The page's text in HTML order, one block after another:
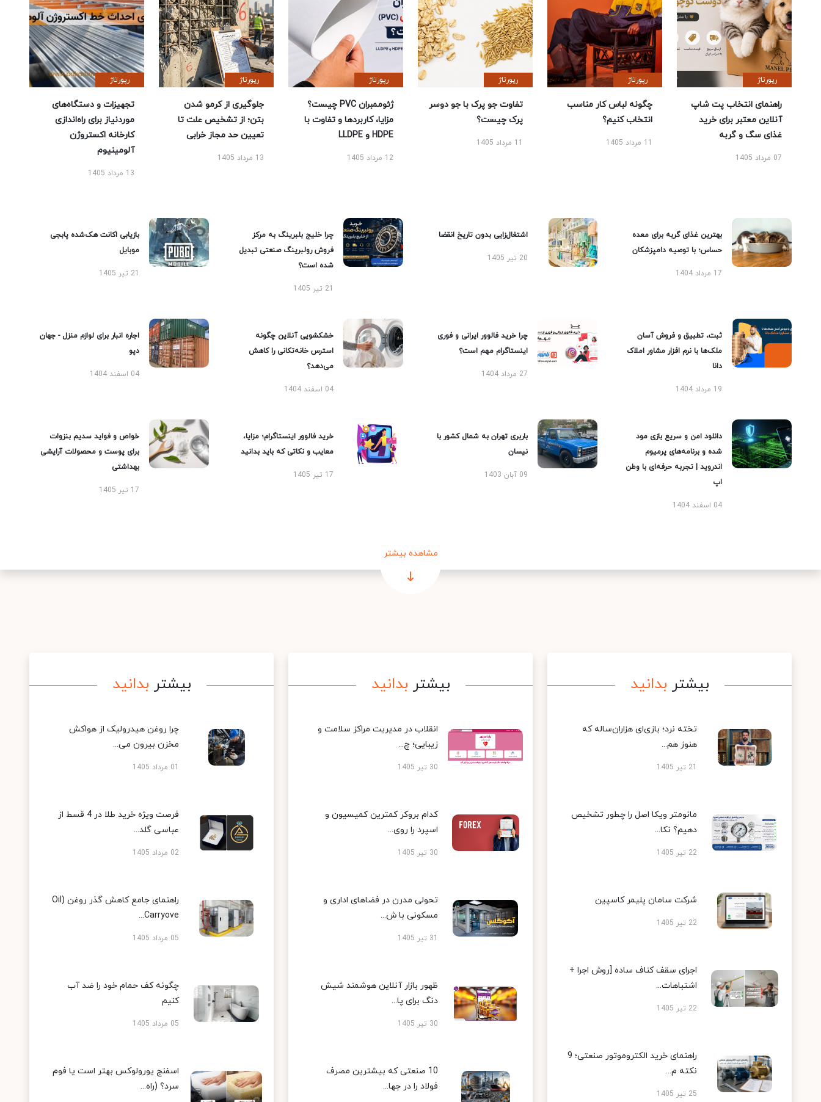
رپورتاژ
راهنمای انتخاب پت شاپ
آنلاین معتبر برای خرید
غذای سگ و گربه
07 مرداد 1405
رپورتاژ
چگونه لباس کار مناسب
انتخاب کنیم؟
11 مرداد 1405
رپورتاژ
تفاوت جو پرک با جو دوسر
پرک چیست؟
11 مرداد 1405
رپورتاژ
ژئوممبران PVC چیست؟
مزایا، کاربردها و تفاوت با
HDPE و LLDPE
12 مرداد 1405
رپورتاژ
جلوگیری از کرمو شدن
بتن؛ از تشخیص علت تا
تعیین حد مجاز خرابی
13 مرداد 1405
رپورتاژ
تجهیزات و دستگاه‌های
موردنیاز برای راه‌اندازی
کارخانه اکستروژن
آلومینیوم
13 مرداد 1405
بهترین غذای گربه برای معده
حساس؛ با توصیه دامپزشکان
17 مرداد 1404
اشتغال‌زایی بدون تاریخ انقضا
20 تیر 1405
چرا خلیج بلبرینگ به مرکز
فروش رولبرینگ صنعتی تبدیل
شده است؟
21 تیر 1405
بازیابی اکانت هک‌شده پابجی
موبایل
21 تیر 1405
ثبت، تطبیق و فروش آسان
ملک‌ها با نرم افزار مشاور املاک
دانا
19 مرداد 1404
چرا خرید فالوور ایرانی و فوری
اینستاگرام مهم است؟
27 مرداد 1404
خشکشویی آنلاین چگونه
استرس خانه‌تکانی را کاهش
می‌دهد؟
04 اسفند 1404
اجاره انبار برای لوازم منزل - جهان
دپو
04 اسفند 1404
دانلود امن و سریع بازی مود
شده و برنامه‌های پرمیوم
اندروید | تجربه حرفه‌ای با وطن
اپ
04 اسفند 1404
باربری تهران به شمال کشور با
نیسان
09 آبان 1403
خرید فالوور اینستاگرام؛ مزایا،
معایب و نکاتی که باید بدانید
17 تیر 1405
خواص و فواید سدیم بنزوات
برای پوست و محصولات آرایشی
بهداشتی
17 تیر 1405
مشاهده بیشتر
بیشتر بدانید
تخته نرد؛ بازی‌ای هزاران‌ساله که
هنوز هم...
21 تیر 1405
مانومتر ویکا اصل را چطور تشخیص
دهیم؟ نکا...
22 تیر 1405
شرکت سامان پلیمر کاسپین
22 تیر 1405
اجرای سقف کناف ساده [روش اجرا +
اشتباهات...
22 تیر 1405
راهنمای خرید الکتروموتور صنعتی؛ 9
نکته م...
25 تیر 1405
بیشتر بدانید
انقلاب در مدیریت مراکز سلامت و
زیبایی؛ چ...
30 تیر 1405
کدام بروکر کمترین کمیسیون و
اسپرد را روی...
30 تیر 1405
تحولی مدرن در فضاهای اداری و
مسکونی با ش...
31 تیر 1405
ظهور بازار آنلاین هوشمند شیش
دنگ برای پا...
30 تیر 1405
10 صنعتی که بیشترین مصرف
فولاد را در جها...
بیشتر بدانید
چرا روغن هیدرولیک از هواکش
مخزن بیرون می...
01 مرداد 1405
فرصت ویژه خرید طلا در 4 قسط از
عباسی گلد...
02 مرداد 1405
راهنمای جامع کاهش گذر روغن (Oil
Carryove...
05 مرداد 1405
چگونه کف حمام خود را ضد آب
کنیم
05 مرداد 1405
اسفنج یورولوکس بهتر است یا فوم
سرد؟ (راه...